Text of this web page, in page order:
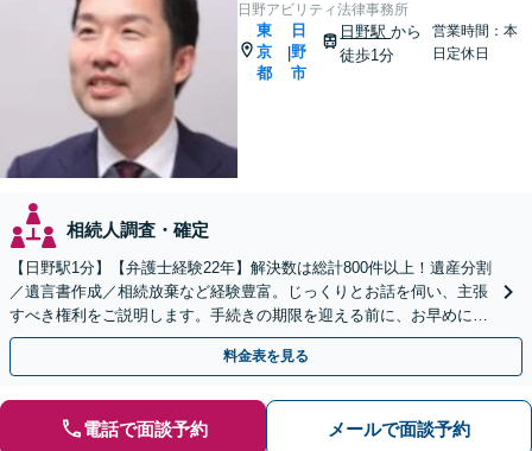
日野アビリティ法律事務所
東
京
都
|
日
野
市
日野駅から
徒歩1分
営業時間：本
日定休日
相続人調査・確定
【日野駅1分】【弁護士経験22年】解決数は総計800件以上！遺産分割
／遺言書作成／相続放棄など経験豊富。じっくりとお話を伺い、主張
すべき権利をご説明します。手続きの期限を迎える前に、お早めにご
相談ください【初回相談無料】【オンライン相談可】
料金表を見る
電話で面談予約 メールで面談予約